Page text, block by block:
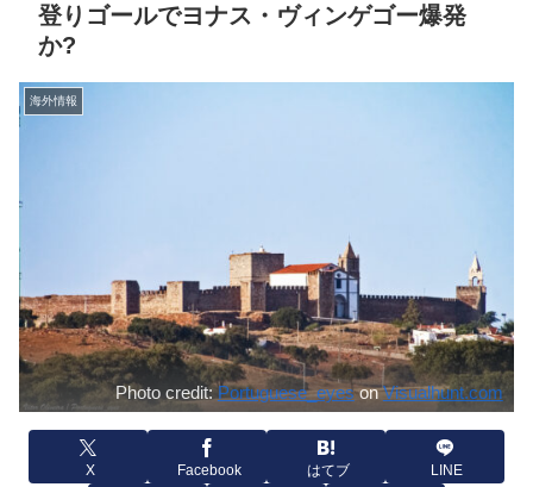
登りゴールでヨナス・ヴィンゲゴー爆発
か?
海外情報
Photo credit:Portuguese_eyesonVisualhunt.com
X Facebook はてブ LINE